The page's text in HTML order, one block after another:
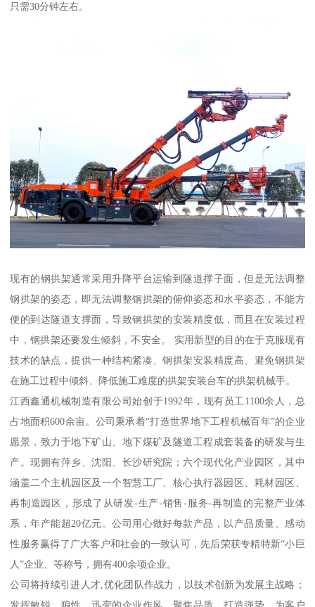
只需30分钟左右。
现有的钢拱架通常采用升降平台运输到隧道撑子面，但是无法调整
钢拱架的姿态，即无法调整钢拱架的俯仰姿态和水平姿态，不能方
便的到达隧道支撑面，导致钢拱架的安装精度低，而且在安装过程
中，钢拱架还要发生倾斜，不安全。 实用新型的目的在于克服现有
技术的缺点，提供一种结构紧凑、钢拱架安装精度高、避免钢拱架
在施工过程中倾斜、降低施工难度的拱架安装台车的拱架机械手。
江西鑫通机械制造有限公司始创于1992年，现有员工1100余人，总
占地面积600余亩。公司秉承着“打造世界地下工程机械百年”的企业
愿景，致力于地下矿山、地下煤矿及隧道工程成套装备的研发与生
产。现拥有萍乡、沈阳、长沙研究院；六个现代化产业园区，其中
涵盖二个主机园区及一个智慧工厂、核心执行器园区、耗材园区、
再制造园区，形成了从研发-生产-销售-服务-再制造的完整产业体
系，年产能超20亿元。公司用心做好每款产品，以产品质量、感动
性服务赢得了广大客户和社会的一致认可，先后荣获专精特新“小巨
人”企业、等称号，拥有400余项企业。
公司将持续引进人才,优化团队作战力，以技术创新为发展主战略；